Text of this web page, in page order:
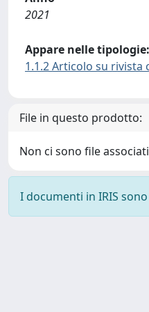
2021
Appare nelle tipologie:
1.1.2 Articolo su rivista
File in questo prodotto:
Non ci sono file
I documenti in IRIS